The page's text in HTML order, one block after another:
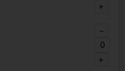
+
−
+